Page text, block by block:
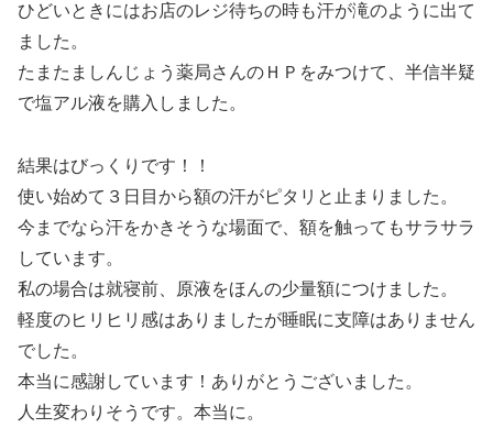
ひどいときにはお店のレジ待ちの時も汗が滝のように出て
ました。
たまたましんじょう薬局さんのＨＰをみつけて、半信半疑
で塩アル液を購入しました。
結果はびっくりです！！
使い始めて３日目から額の汗がピタリと止まりました。
今までなら汗をかきそうな場面で、額を触ってもサラサラ
しています。
私の場合は就寝前、原液をほんの少量額につけました。
軽度のヒリヒリ感はありましたが睡眠に支障はありません
でした。
本当に感謝しています！ありがとうございました。
人生変わりそうです。本当に。